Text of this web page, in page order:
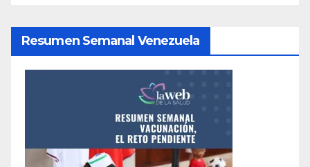
Resumen Semanal Venezuela